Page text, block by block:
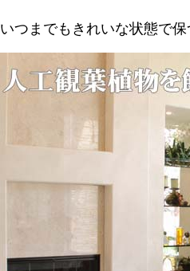
いつまでもきれいな状態で